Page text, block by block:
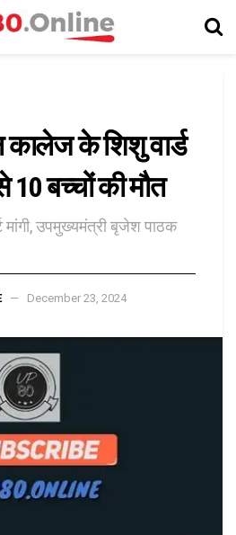
के शिशु वार्ड
बच्चों की मौत
मांगी, उपमुख्यमंत्री बृजेश पाठक
December 23, 2024